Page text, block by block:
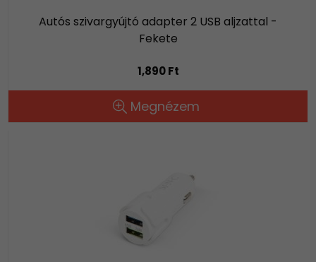
Autós szivargyújtó adapter 2 USB aljzattal -
Fekete
1,890 Ft
Megnézem